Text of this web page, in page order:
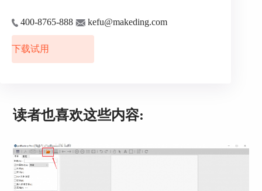
图3：去除标记
400-8765-888 kefu@makeding.com
下载试用
读者也喜欢这些内容: